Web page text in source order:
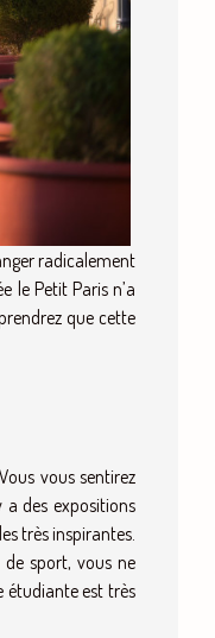
radicalement
le Petit Paris n’a
que cette
vous sentirez
des expositions
très inspirantes.
sport, vous ne
étudiante est très